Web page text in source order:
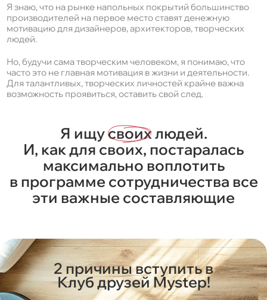
Я знаю, что на рынке напольных покрытий большинство
производителей на первое место ставят денежную
мотивацию для дизайнеров, архитекторов, творческих
людей.
Но, будучи сама творческим человеком, я понимаю, что
часто это не главная мотивация в жизни и деятельности.
Для талантливых, творческих личностей крайне важна
возможность проявиться, оставить свой след.
Я ищусвоихлюдей.
И, как для своих, постаралась
максимально воплотить
в программе сотрудничества все
эти важные составляющие
2 причины вступить в
Клуб друзей Mystep!